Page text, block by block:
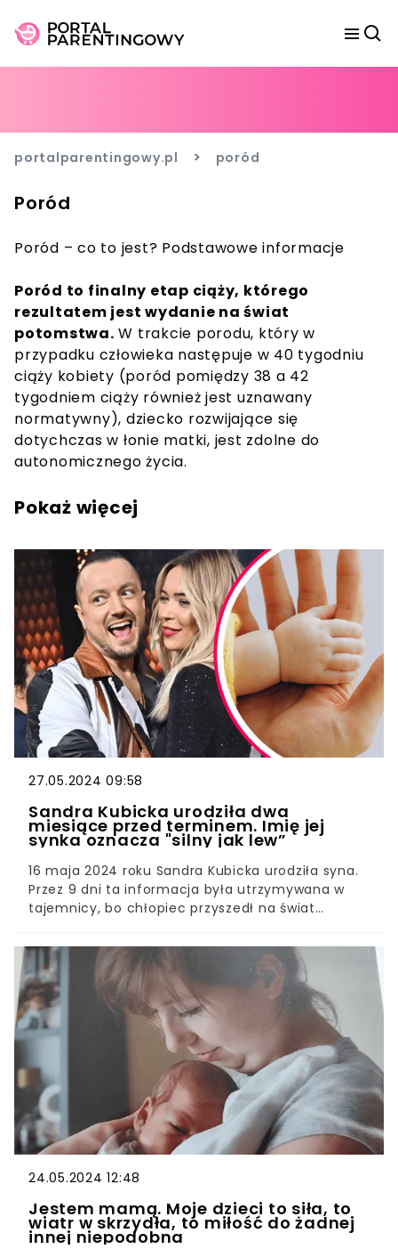
portalparentingowy.pl > poród
Poród
Poród – co to jest? Podstawowe informacje
Poród to finalny etap ciąży, którego
rezultatem jest wydanie na świat
potomstwa. W trakcie porodu, który w
przypadku człowieka następuje w 40 tygodniu
ciąży kobiety (poród pomiędzy 38 a 42
tygodniem ciąży również jest uznawany
normatywny), dziecko rozwijające się
dotychczas w łonie matki, jest zdolne do
autonomicznego życia.
Pokaż więcej
27.05.2024 09:58
Sandra Kubicka urodziła dwa
miesiące przed terminem. Imię jej
synka oznacza "silny jak lew”
16 maja 2024 roku Sandra Kubicka urodziła syna.
Przez 9 dni ta informacja była utrzymywana w
tajemnicy, bo chłopiec przyszedł na świat
sceny na Sopot Hit Festiwal dumny tata - Alek
Baron. Zarówno modelka, jak i dziecko są już w
domu. Para wybrała dla chłopca piękne imię.
24.05.2024 12:48
Jestem mamą. Moje dzieci to siła, to
wiatr w skrzydła, to miłość do żadnej
innej niepodobna